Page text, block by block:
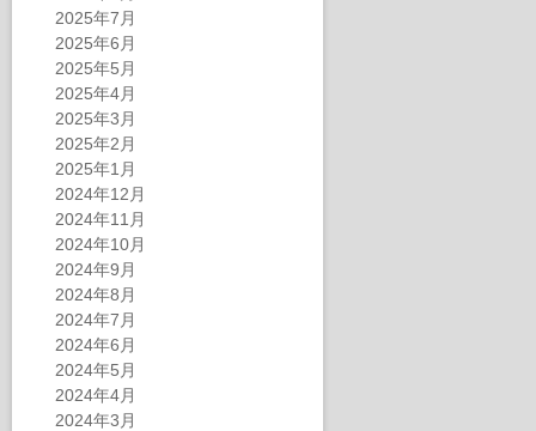
2025年7月
2025年6月
2025年5月
2025年4月
2025年3月
2025年2月
2025年1月
2024年12月
2024年11月
2024年10月
2024年9月
2024年8月
2024年7月
2024年6月
2024年5月
2024年4月
2024年3月